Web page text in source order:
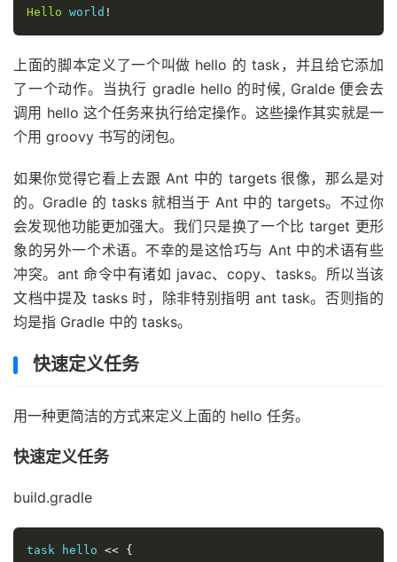
Hello world !
上面的脚本定义了一个叫做 hello 的 task，并且给它添加
了一个动作。当执行 gradle hello 的时候, Gralde 便会去
调用 hello 这个任务来执行给定操作。这些操作其实就是一
个用 groovy 书写的闭包。
如果你觉得它看上去跟 Ant 中的 targets 很像，那么是对
的。Gradle 的 tasks 就相当于 Ant 中的 targets。不过你
会发现他功能更加强大。我们只是换了一个比 target 更形
象的另外一个术语。不幸的是这恰巧与 Ant 中的术语有些
冲突。ant 命令中有诸如 javac、copy、tasks。所以当该
文档中提及 tasks 时，除非特别指明 ant task。否则指的
均是指 Gradle 中的 tasks。
快速定义任务
用一种更简洁的方式来定义上面的 hello 任务。
快速定义任务
build.gradle
task hello << {